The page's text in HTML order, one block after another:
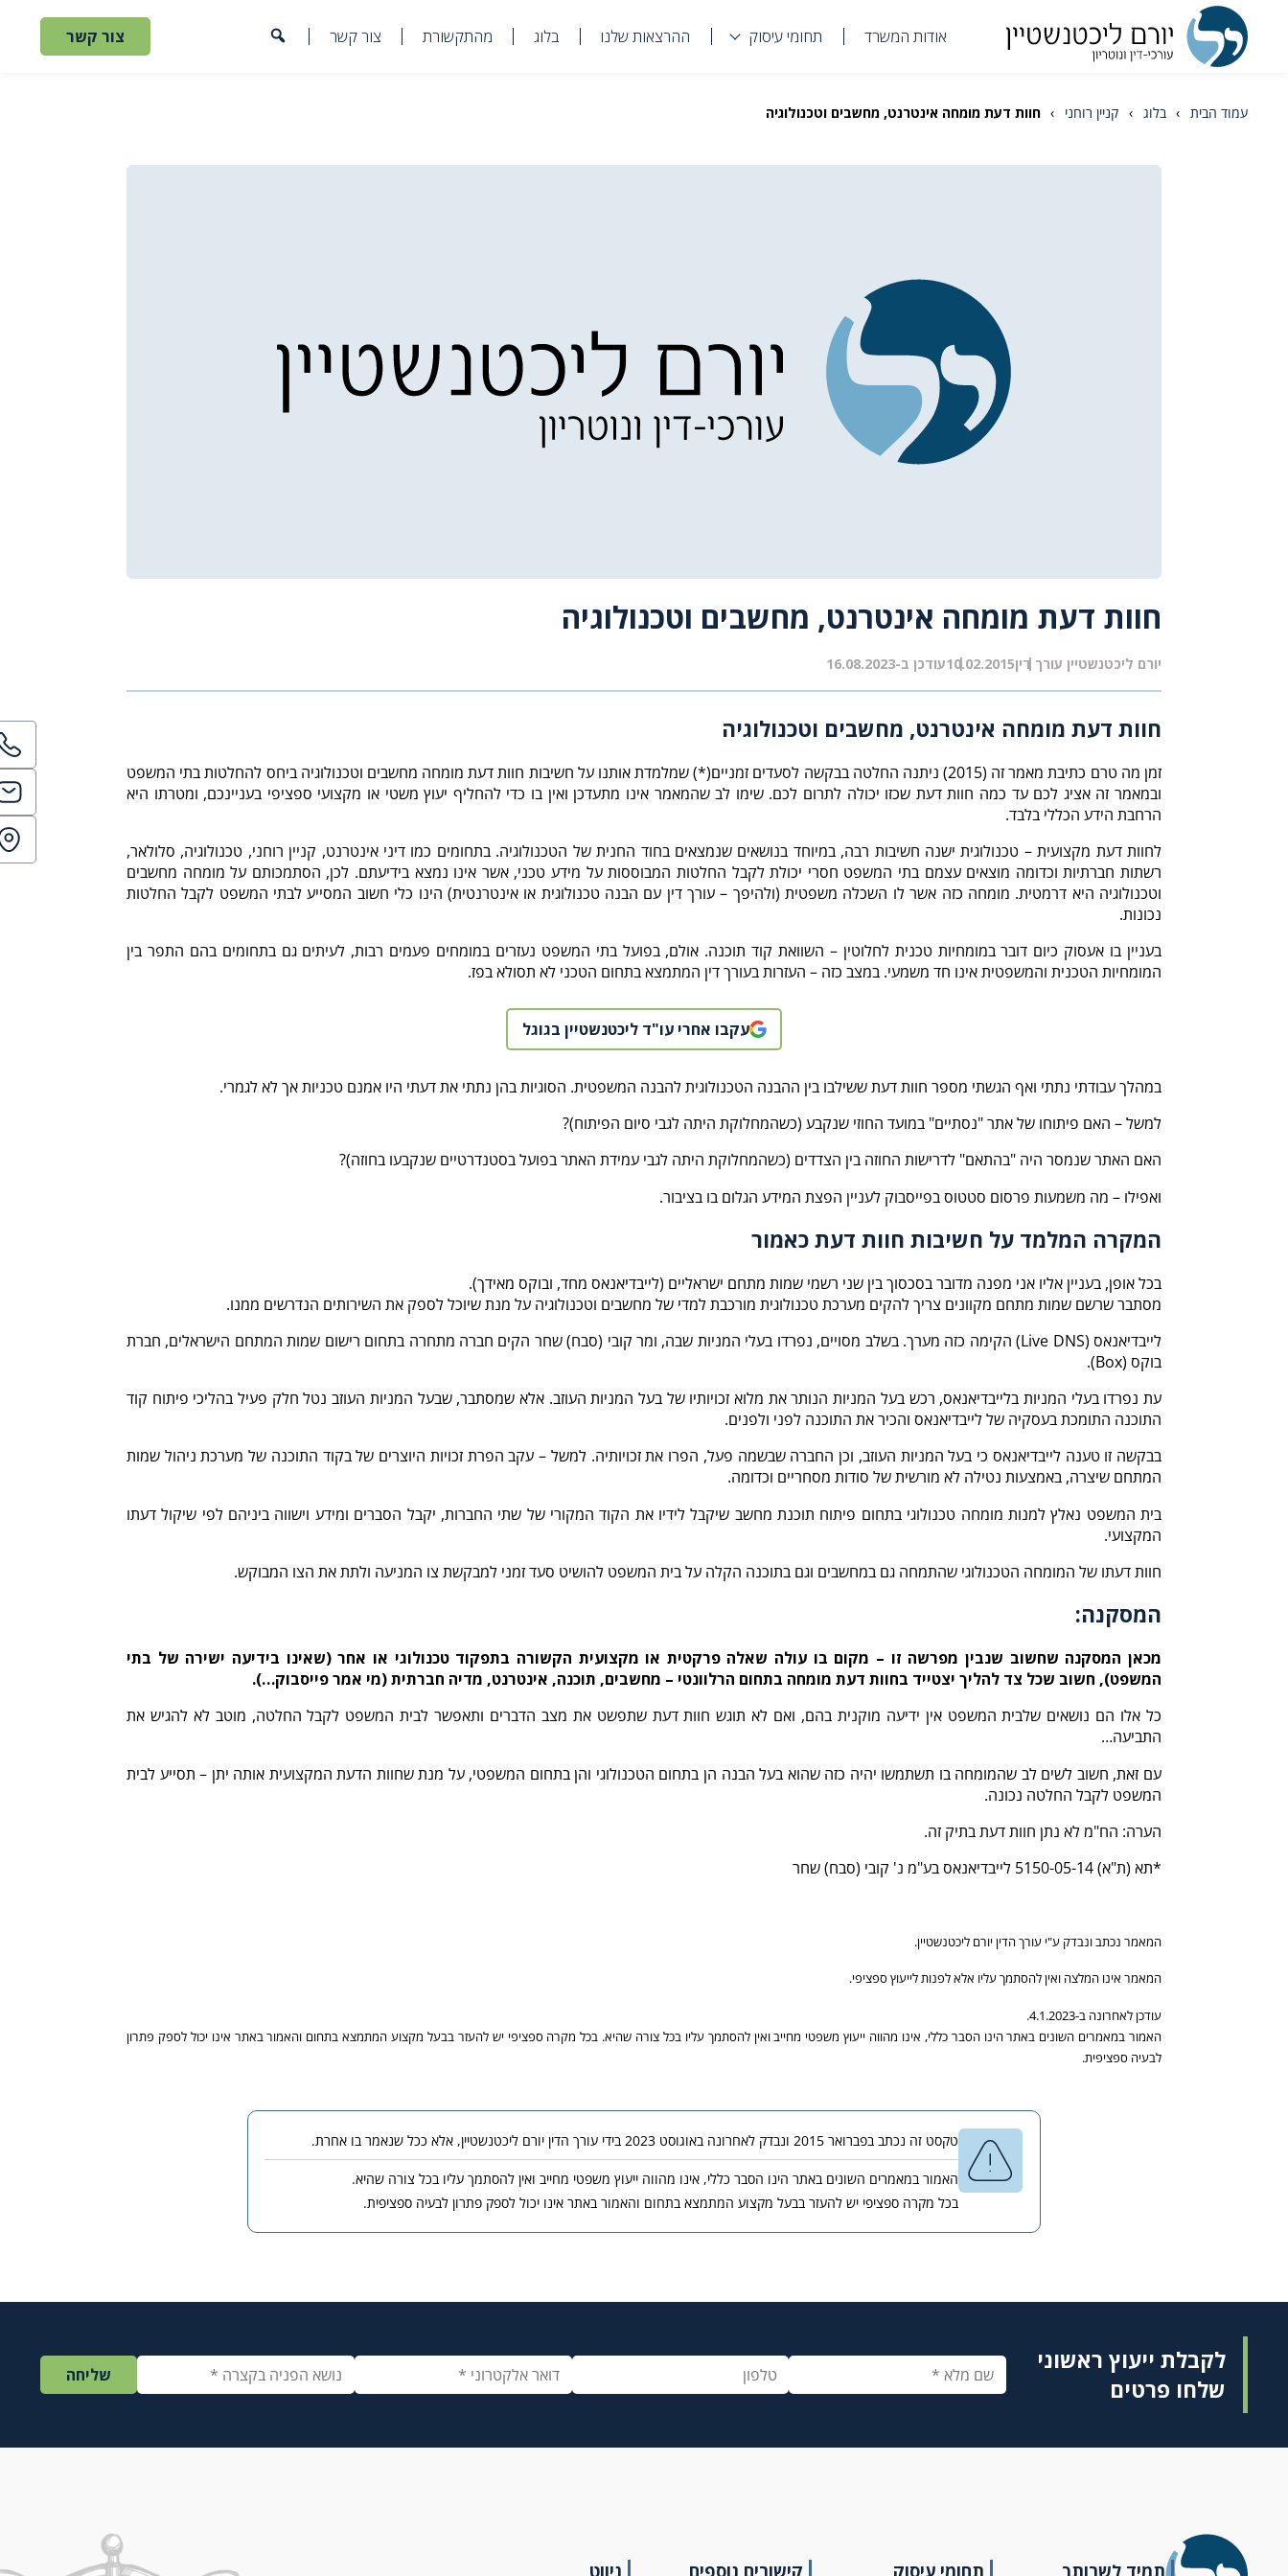
אודות המשרד תחומי עיסוק ההרצאות שלנו בלוג מהתקשורת צור קשר צור קשר
עמוד הבית › בלוג › קניין רוחני › חוות דעת מומחה אינטרנט, מחשבים וטכנולוגיה
חוות דעת מומחה אינטרנט, מחשבים וטכנולוגיה
יורם ליכטנשטיין עורך דין10.02.2015עודכן ב-16.08.2023
חוות דעת מומחה אינטרנט, מחשבים וטכנולוגיה
זמן מה טרם כתיבת מאמר זה (2015) ניתנה החלטה בבקשה לסעדים זמניים(*) שמלמדת אותנו על חשיבות חוות דעת מומחה מחשבים וטכנולוגיה ביחס להחלטות בתי המשפט
ובמאמר זה אציג לכם עד כמה חוות דעת שכזו יכולה לתרום לכם. שימו לב שהמאמר אינו מתעדכן ואין בו כדי להחליף יעוץ משטי או מקצועי ספציפי בעניינכם, ומטרתו היא
הרחבת הידע הכללי בלבד.
לחוות דעת מקצועית – טכנולוגית ישנה חשיבות רבה, במיוחד בנושאים שנמצאים בחוד החנית של הטכנולוגיה. בתחומים כמו דיני אינטרנט, קניין רוחני, טכנולוגיה, סלולאר,
רשתות חברתיות וכדומה מוצאים עצמם בתי המשפט חסרי יכולת לקבל החלטות המבוססות על מידע טכני, אשר אינו נמצא בידיעתם. לכן, הסתמכותם על מומחה מחשבים
וטכנולוגיה היא דרמטית. מומחה כזה אשר לו השכלה משפטית (ולהיפך – עורך דין עם הבנה טכנולוגית או אינטרנטית) הינו כלי חשוב המסייע לבתי המשפט לקבל החלטות
נכונות.
בעניין בו אעסוק כיום דובר במומחיות טכנית לחלוטין – השוואת קוד תוכנה. אולם, בפועל בתי המשפט נעזרים במומחים פעמים רבות, לעיתים גם בתחומים בהם התפר בין
המומחיות הטכנית והמשפטית אינו חד משמעי. במצב כזה – העזרות בעורך דין המתמצא בתחום הטכני לא תסולא בפז.
עקבו אחרי עו"ד ליכטנשטיין בגוגל
במהלך עבודתי נתתי ואף הגשתי מספר חוות דעת ששילבו בין ההבנה הטכנולוגית להבנה המשפטית. הסוגיות בהן נתתי את דעתי היו אמנם טכניות אך לא לגמרי.
למשל – האם פיתוחו של אתר "נסתיים" במועד החוזי שנקבע (כשהמחלוקת היתה לגבי סיום הפיתוח)?
האם האתר שנמסר היה "בהתאם" לדרישות החוזה בין הצדדים (כשהמחלוקת היתה לגבי עמידת האתר בפועל בסטנדרטיים שנקבעו בחוזה)?
ואפילו – מה משמעות פרסום סטטוס בפייסבוק לעניין הפצת המידע הגלום בו בציבור.
המקרה המלמד על חשיבות חוות דעת כאמור
בכל אופן, בעניין אליו אני מפנה מדובר בסכסוך בין שני רשמי שמות מתחם ישראליים (לייבדיאנאס מחד, ובוקס מאידך).
מסתבר שרשם שמות מתחם מקוונים צריך להקים מערכת טכנולוגית מורכבת למדי של מחשבים וטכנולוגיה על מנת שיוכל לספק את השירותים הנדרשים ממנו.
לייבדיאנאס (Live DNS) הקימה כזה מערך. בשלב מסויים, נפרדו בעלי המניות שבה, ומר קובי (סבח) שחר הקים חברה מתחרה בתחום רישום שמות המתחם הישראלים, חברת
בוקס (Box).
עת נפרדו בעלי המניות בלייבדיאנאס, רכש בעל המניות הנותר את מלוא זכויותיו של בעל המניות העוזב. אלא שמסתבר, שבעל המניות העוזב נטל חלק פעיל בהליכי פיתוח קוד
התוכנה התומכת בעסקיה של לייבדיאנאס והכיר את התוכנה לפני ולפנים.
בבקשה זו טענה לייבדיאנאס כי בעל המניות העוזב, וכן החברה שבשמה פעל, הפרו את זכויותיה. למשל – עקב הפרת זכויות היוצרים של בקוד התוכנה של מערכת ניהול שמות
המתחם שיצרה, באמצעות נטילה לא מורשית של סודות מסחריים וכדומה.
בית המשפט נאלץ למנות מומחה טכנולוגי בתחום פיתוח תוכנת מחשב שיקבל לידיו את הקוד המקורי של שתי החברות, יקבל הסברים ומידע וישווה ביניהם לפי שיקול דעתו
המקצועי.
חוות דעתו של המומחה הטכנולוגי שהתמחה גם במחשבים וגם בתוכנה הקלה על בית המשפט להושיט סעד זמני למבקשת צו המניעה ולתת את הצו המבוקש.
המסקנה:
מכאן המסקנה שחשוב שנבין מפרשה זו – מקום בו עולה שאלה פרקטית או מקצועית הקשורה בתפקוד טכנולוגי או אחר (שאינו בידיעה ישירה של בתי
המשפט), חשוב שכל צד להליך יצטייד בחוות דעת מומחה בתחום הרלוונטי – מחשבים, תוכנה, אינטרנט, מדיה חברתית (מי אמר פייסבוק…).
כל אלו הם נושאים שלבית המשפט אין ידיעה מוקנית בהם, ואם לא תוגש חוות דעת שתפשט את מצב הדברים ותאפשר לבית המשפט לקבל החלטה, מוטב לא להגיש את
התביעה…
עם זאת, חשוב לשים לב שהמומחה בו תשתמשו יהיה כזה שהוא בעל הבנה הן בתחום הטכנולוגי והן בתחום המשפטי, על מנת שחוות הדעת המקצועית אותה יתן – תסייע לבית
המשפט לקבל החלטה נכונה.
הערה: הח"מ לא נתן חוות דעת בתיק זה.
*תא (ת"א) 5150-05-14 לייבדיאנאס בע"מ נ' קובי (סבח) שחר
המאמר נכתב ונבדק ע"י עורך הדין יורם ליכטנשטיין.
המאמר אינו המלצה ואין להסתמך עליו אלא לפנות לייעוץ ספציפי.
עודכן לאחרונה ב-4.1.2023.
האמור במאמרים השונים באתר הינו הסבר כללי, אינו מהווה ייעוץ משפטי מחייב ואין להסתמך עליו בכל צורה שהיא. בכל מקרה ספציפי יש להעזר בבעל מקצוע המתמצא בתחום והאמור באתר אינו יכול לספק פתרון
לבעיה ספציפית.
טקסט זה נכתב בפברואר 2015 ונבדק לאחרונה באוגוסט 2023 בידי עורך הדין יורם ליכטנשטיין, אלא ככל שנאמר בו אחרת.
האמור במאמרים השונים באתר הינו הסבר כללי, אינו מהווה ייעוץ משפטי מחייב ואין להסתמך עליו בכל צורה שהיא.
בכל מקרה ספציפי יש להעזר בבעל מקצוע המתמצא בתחום והאמור באתר אינו יכול לספק פתרון לבעיה ספציפית.
לקבלת ייעוץ ראשוני
שלחו פרטים
תמיד לשרותך תחומי עיסוק קישורים נוספים ניווט